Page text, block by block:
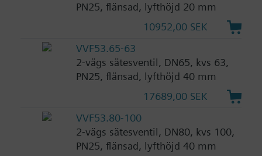
PN25, flänsad, lyfthöjd 20 mm
10952,00 SEK
VVF53.65-63
2-vägs sätesventil, DN65, kvs 63,
PN25, flänsad, lyfthöjd 40 mm
17689,00 SEK
VVF53.80-100
2-vägs sätesventil, DN80, kvs 100,
PN25, flänsad, lyfthöjd 40 mm